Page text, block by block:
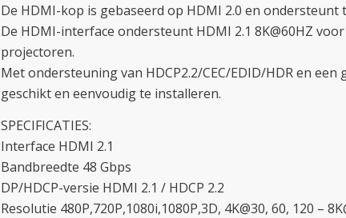
De HDMI-kop is gebaseerd op HDMI 2.0 en ondersteunt
De HDMI-interface ondersteunt HDMI 2.1 8K@60HZ
projectoren.
Met ondersteuning van HDCP2.2/CEC/EDID/HDR en
geschikt en eenvoudig te installeren.
SPECIFICATIES:
Interface HDMI 2.1
Bandbreedte 48 Gbps
DP/HDCP-versie HDMI 2.1 / HDCP 2.2
Resolutie 480P,720P,1080i,1080P,3D, 4K@30, 60, 120 –